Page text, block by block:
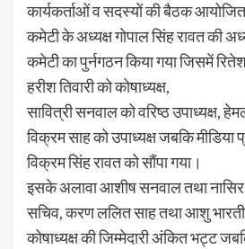
कार्यकर्ताओं व सदस्यों की बैठक
कमेटी के अध्यक्ष गोपाल सिंह रावत की
कमेटी का पुर्नगठन किया गया जिसमें
हरीश तिवारी को कोषाध्यक्ष,
सावित्री सनवाल को वरिष्ठ उपाध्यक्ष,
विक्रम साह को उपाध्यक्ष जबकि मीडिया
विक्रम सिंह रावत को सौंपा गया।
इसके अलावा आशीष सनवाल तथा
सचिव, करण ललित साह तथा आशु
कोषाध्यक्ष की जिम्मेदारी अंकित भट्ट